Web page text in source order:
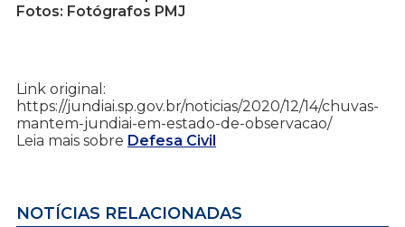
Fotos: Fotógrafos PMJ
Link original:
https://jundiai.sp.gov.br/noticias/2020/12/14/chuvas-
mantem-jundiai-em-estado-de-observacao/
Leia mais sobre Defesa Civil
NOTÍCIAS RELACIONADAS